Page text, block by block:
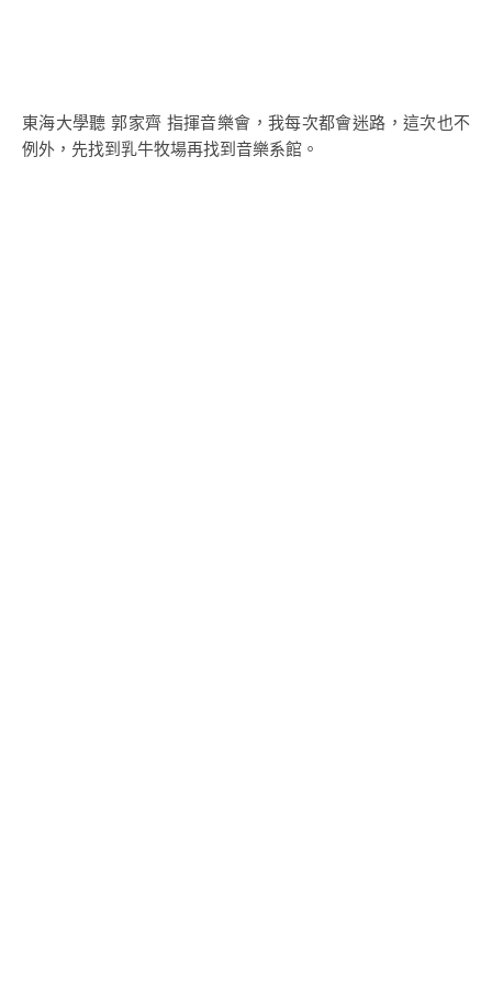
東海大學聽 郭家齊 指揮音樂會，我每次都會迷路，這次也不
例外，先找到乳牛牧場再找到音樂系館。